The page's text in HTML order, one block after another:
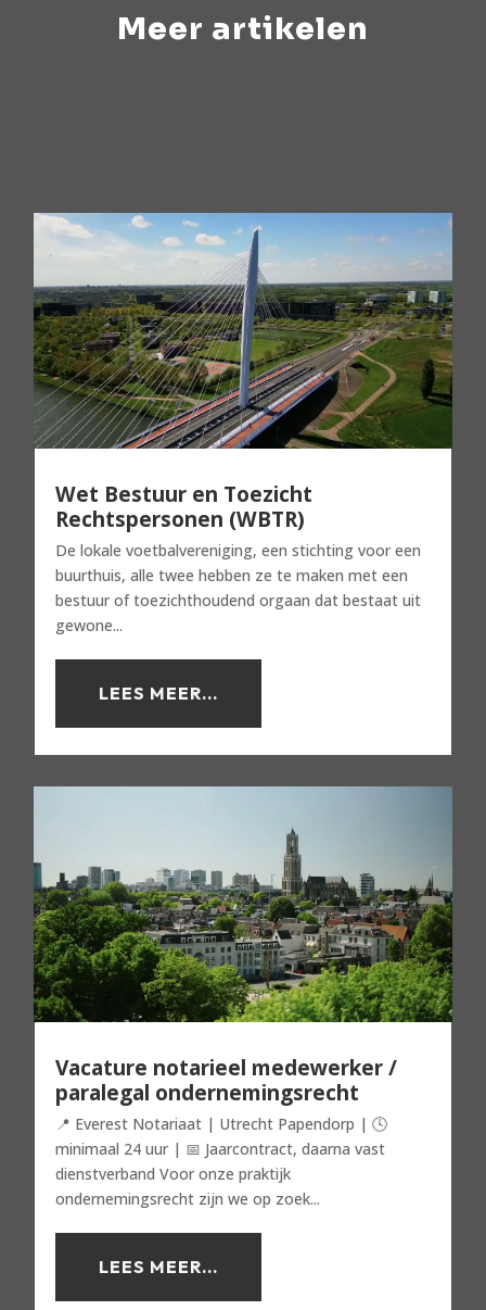
Meer artikelen
Wet Bestuur en Toezicht
Rechtspersonen (WBTR)
De lokale voetbalvereniging, een stichting voor een
buurthuis, alle twee hebben ze te maken met een
bestuur of toezichthoudend orgaan dat bestaat uit
gewone...
LEES MEER...
Vacature notarieel medewerker /
paralegal ondernemingsrecht
📍 Everest Notariaat | Utrecht Papendorp | 🕓
minimaal 24 uur | 📅 Jaarcontract, daarna vast
dienstverband Voor onze praktijk
ondernemingsrecht zijn we op zoek...
LEES MEER...